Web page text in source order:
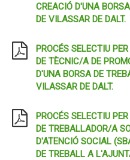
CREACIÓ D'UNA
DE VILASSAR DE DALT.
PROCÉS SELECTIU
DE TÈCNIC/A DE
D'UNA BORSA DE
VILASSAR DE DALT.
PROCÉS SELECTIU
DE TREBALLADOR/A
D'ATENCIÓ SOCIAL
DE TREBALL A